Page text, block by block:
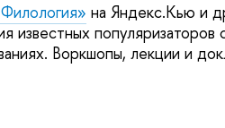
на Яндекс.Кью и
известных популяризаторов
Воркшопы, лекции и